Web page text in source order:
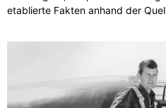
etablierte Fakten anhand der